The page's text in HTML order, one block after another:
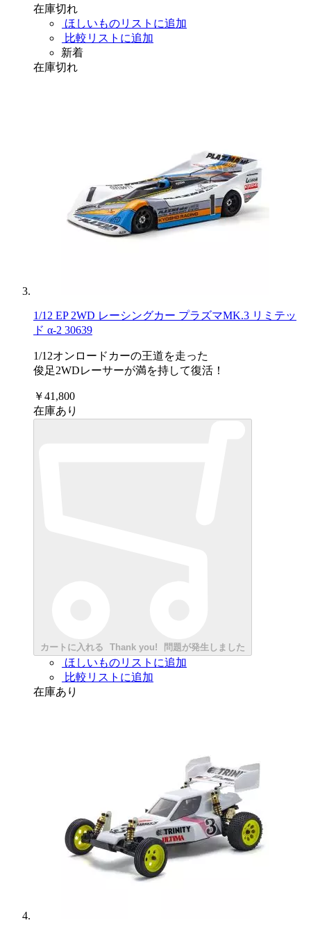
在庫切れ
ほしいものリストに追加
比較リストに追加
新着
在庫切れ
1/12 EP 2WD レーシングカー プラズマMK.3 リミテッ
ド α-2 30639
1/12オンロードカーの王道を走った
俊足2WDレーサーが満を持して復活！
￥41,800
在庫あり
カートに入れる Thank you! 問題が発生しました
ほしいものリストに追加
比較リストに追加
在庫あり